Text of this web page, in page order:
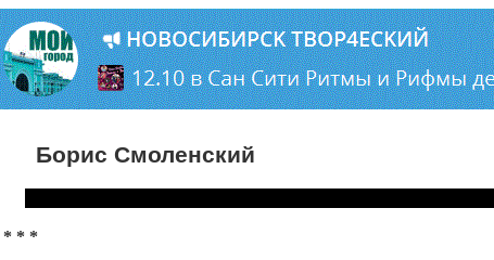
Борис Смоленский
* * *